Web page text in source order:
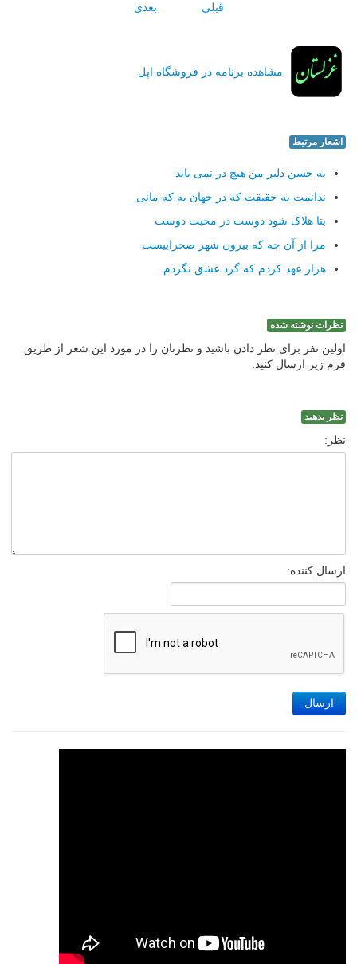
قبلی بعدی
مشاهده برنامه در فروشگاه اپل
اشعار مرتبط
به حسن دلبر من هیچ در نمی باید
ندانمت به حقیقت که در جهان به که مانی
بتا هلاک شود دوست در محبت دوست
مرا از آن چه که بیرون شهر صحراییست
هزار عهد کردم که گرد عشق نگردم
نظرات نوشته شده
اولین نفر برای نظر دادن باشید و نظرتان را در مورد این شعر از طریق
فرم زیر ارسال کنید.
نظر بدهید
نظر:
ارسال کننده:
ارسال